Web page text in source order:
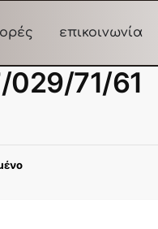
επικοινωνία
029/71/61